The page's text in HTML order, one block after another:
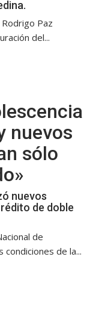
Paz
del...
nuevos
sólo
nuevos
de doble
de
condiciones de la...